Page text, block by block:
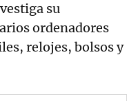
su
ordenadores
relojes, bolsos y